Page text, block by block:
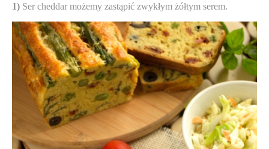
1) Ser cheddar możemy zastąpić zwykłym żółtym serem.